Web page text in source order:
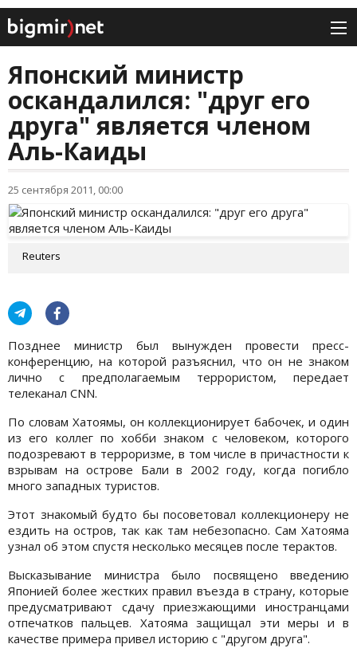
Японский министр
оскандалился: "друг его
друга" является членом
Аль-Каиды
25 сентября 2011, 00:00
Reuters
Позднее министр был вынужден провести пресс-
конференцию, на которой разъяснил, что он не знаком
лично с предполагаемым террористом, передает
телеканал CNN.
По словам Хатоямы, он коллекционирует бабочек, и один
из его коллег по хобби знаком с человеком, которого
подозревают в терроризме, в том числе в причастности к
взрывам на острове Бали в 2002 году, когда погибло
много западных туристов.
Этот знакомый будто бы посоветовал коллекционеру не
ездить на остров, так как там небезопасно. Сам Хатояма
узнал об этом спустя несколько месяцев после терактов.
Высказывание министра было посвящено введению
Японией более жестких правил въезда в страну, которые
предусматривают сдачу приезжающими иностранцами
отпечатков пальцев. Хатояма защищал эти меры и в
качестве примера привел историю с "другом друга".